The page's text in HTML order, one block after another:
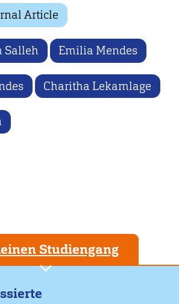
Article
Salleh Emilia Mendes
Charitha Lekamlage
Studiengang